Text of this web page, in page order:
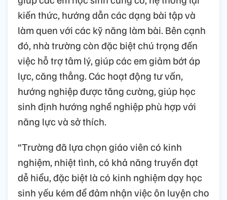
kiến thức, hướng dẫn các dạng bài tập và
làm quen với các kỹ năng làm bài. Bên cạnh
đó, nhà trường còn đặc biệt chú trọng đến
việc hỗ trợ tâm lý, giúp các em giảm bớt áp
lực, căng thẳng. Các hoạt động tư vấn,
hướng nghiệp được tăng cường, giúp học
sinh định hướng nghề nghiệp phù hợp với
năng lực và sở thích.
“Trường đã lựa chọn giáo viên có kinh
nghiệm, nhiệt tình, có khả năng truyền đạt
dễ hiểu, đặc biệt là có kinh nghiệm dạy học
sinh yếu kém để đảm nhận việc ôn luyện cho